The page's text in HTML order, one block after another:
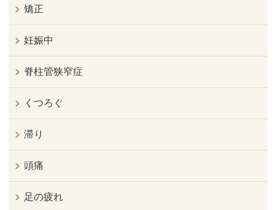
矯正
妊娠中
脊柱管狭窄症
くつろぐ
滞り
頭痛
足の疲れ